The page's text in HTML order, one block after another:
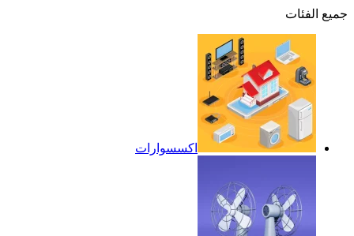
جميع الفئات
اكسسوارات